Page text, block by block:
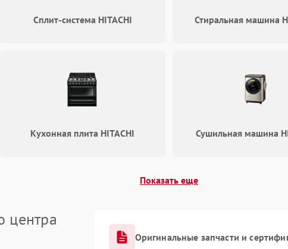
Сплит-система HITACHI Стиральная машина
Кухонная плита HITACHI Сушильная машина
Показать еще
центра
Оригинальные запчасти и